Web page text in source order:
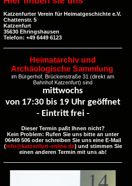
Katzenfurter Verein für Heimatgeschichte e.V.
Chattenstr. 5
Katzenfurt
35630 Ehringshausen
Telefon: +49 6449 6123
Heimatarchiv und
Archäologische Sammlung
im Bürgerhof, Brückenstraße 31 (direkt am
Bahnhof Katzenfurt) sind
mittwochs
von 17:30 bis 19 Uhr geöffnet
- Eintritt frei -
Dieser Termin paßt Ihnen nicht?
Kein Problem: Rufen Sie uns bitte an unter
06449 506 oder schreiben Sie uns eine E-Mail
(info@katzenfurt-online.de) und stimmen Sie
einen anderen Termin mit uns ab!